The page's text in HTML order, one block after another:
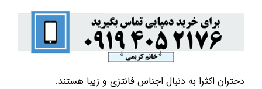
دختران اکثرا به دنبال اجناس فانتزی و زیبا هستند.